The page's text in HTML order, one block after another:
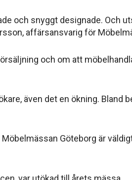
och snyggt designade. Och
affärsansvarig för
och om att
även det en ökning.
Göteborg är